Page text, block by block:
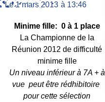
Le 1 mars 2013 à 13:46
Minime fille: 0 à 1 place
La Championne de la
Réunion 2012 de difficulté
minime fille
Un niveau inférieur à 7A + à
vue peut être rédhibitoire
pour cette sélection